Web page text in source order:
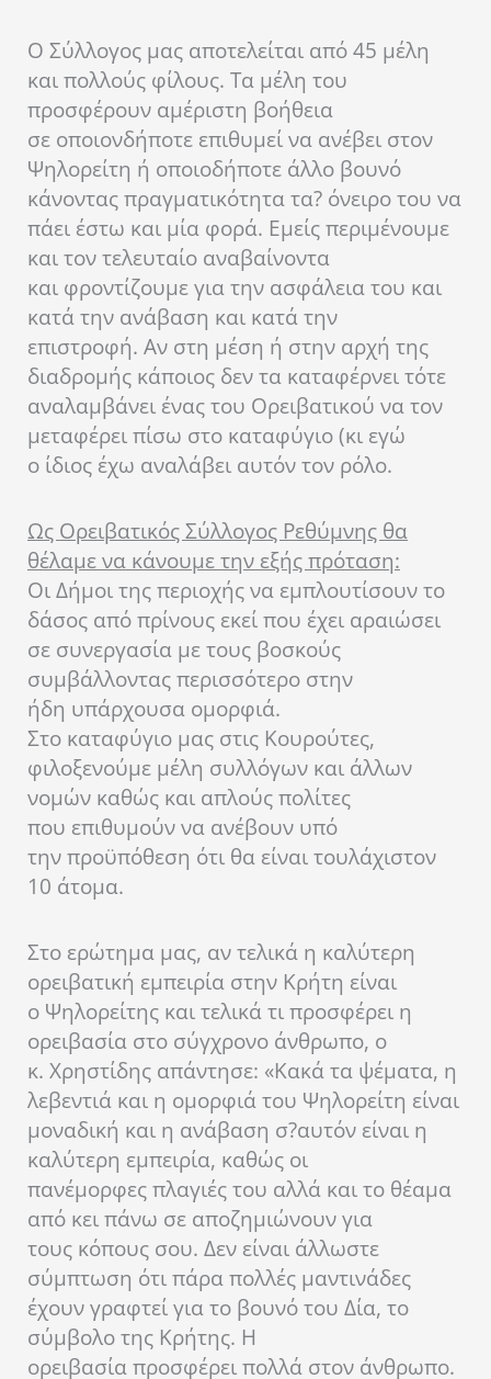
Ο Σύλλογος μας αποτελείται από 45 μέλη
και πολλούς φίλους. Τα μέλη του
προσφέρουν αμέριστη βοήθεια
σε οποιονδήποτε επιθυμεί να ανέβει στον
Ψηλορείτη ή οποιοδήποτε άλλο βουνό
κάνοντας πραγματικότητα τα? όνειρο του να
πάει έστω και μία φορά. Εμείς περιμένουμε
και τον τελευταίο αναβαίνοντα
και φροντίζουμε για την ασφάλεια του και
κατά την ανάβαση και κατά την
επιστροφή. Αν στη μέση ή στην αρχή της
διαδρομής κάποιος δεν τα καταφέρνει τότε
αναλαμβάνει ένας του Ορειβατικού να τον
μεταφέρει πίσω στο καταφύγιο (κι εγώ
ο ίδιος έχω αναλάβει αυτόν τον ρόλο.
Ως Ορειβατικός Σύλλογος Ρεθύμνης θα
θέλαμε να κάνουμε την εξής πρόταση:
Οι Δήμοι της περιοχής να εμπλουτίσουν το
δάσος από πρίνους εκεί που έχει αραιώσει
σε συνεργασία με τους βοσκούς
συμβάλλοντας περισσότερο στην
ήδη υπάρχουσα ομορφιά.
Στο καταφύγιο μας στις Κουρούτες,
φιλοξενούμε μέλη συλλόγων και άλλων
νομών καθώς και απλούς πολίτες
που επιθυμούν να ανέβουν υπό
την προϋπόθεση ότι θα είναι τουλάχιστον
10 άτομα.
Στο ερώτημα μας, αν τελικά η καλύτερη
ορειβατική εμπειρία στην Κρήτη είναι
ο Ψηλορείτης και τελικά τι προσφέρει η
ορειβασία στο σύγχρονο άνθρωπο, ο
κ. Χρηστίδης απάντησε: «Κακά τα ψέματα, η
λεβεντιά και η ομορφιά του Ψηλορείτη είναι
μοναδική και η ανάβαση σ?αυτόν είναι η
καλύτερη εμπειρία, καθώς οι
πανέμορφες πλαγιές του αλλά και το θέαμα
από κει πάνω σε αποζημιώνουν για
τους κόπους σου. Δεν είναι άλλωστε
σύμπτωση ότι πάρα πολλές μαντινάδες
έχουν γραφτεί για το βουνό του Δία, το
σύμβολο της Κρήτης. Η
ορειβασία προσφέρει πολλά στον άνθρωπο.